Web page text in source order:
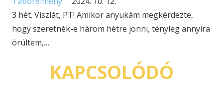
3 hét. Viszlát, PT! Amikor anyukám megkérdezte,
hogy szeretnék-e három hétre jönni, tényleg annyira
örültem,…
KAPCSOLÓDÓ